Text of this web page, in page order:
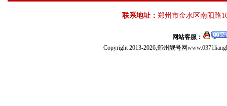
联系地址： 郑州市金水区南阳路
网站客服：
Copyright 2013-2026,郑州靓号网